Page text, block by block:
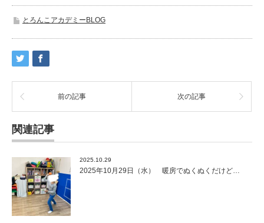
とろんこアカデミーBLOG
前の記事 次の記事
関連記事
2025.10.29
2025年10月29日（水） 暖房でぬくぬくだけど…